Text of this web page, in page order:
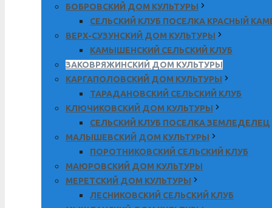
БОБРОВСКИЙ ДОМ КУЛЬТУРЫ
СЕЛЬСКИЙ КЛУБ ПОСЕЛКА КРАСНЫЙ
ВЕРХ-СУЗУНСКИЙ ДОМ КУЛЬТУРЫ
КАМЫШЕНСКИЙ СЕЛЬСКИЙ КЛУБ
ЗАКОВРЯЖИНСКИЙ ДОМ КУЛЬТУРЫ
КАРГАПОЛОВСКИЙ ДОМ КУЛЬТУРЫ
ТАРАДАНОВСКИЙ СЕЛЬСКИЙ КЛУБ
КЛЮЧИКОВСКИЙ ДОМ КУЛЬТУРЫ
СЕЛЬСКИЙ КЛУБ ПОСЕЛКА ЗЕМЛЕДЕЛЕЦ
МАЛЫШЕВСКИЙ ДОМ КУЛЬТУРЫ
ПОРОТНИКОВСКИЙ СЕЛЬСКИЙ КЛУБ
МАЮРОВСКИЙ ДОМ КУЛЬТУРЫ
МЕРЕТСКИЙ ДОМ КУЛЬТУРЫ
ЛЕСНИКОВСКИЙ СЕЛЬСКИЙ КЛУБ